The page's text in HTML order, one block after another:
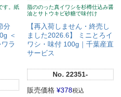
す。紙
分
＜
ラ
脂ののった真イワシを杉樽仕込み醤
油とサトウキビ砂糖で味付け
【再入荷しません・終売し
ました2026.6】 ミニとろイ
ワシ・味付 100g｜千葉産直
サービス
No. 22351-
販売価格 ¥378税込